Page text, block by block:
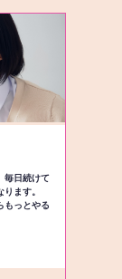
毎日続けて
ます。
もっとやる